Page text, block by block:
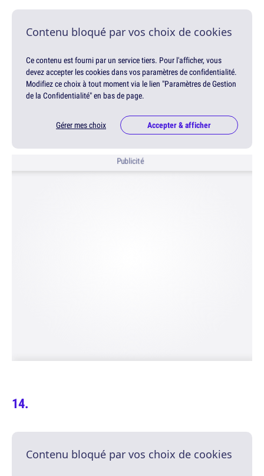
Contenu bloqué par vos choix de cookies
Ce contenu est fourni par un service tiers. Pour l'afficher, vous
devez accepter les cookies dans vos paramètres de confidentialité.
Modifiez ce choix à tout moment via le lien "Paramètres de Gestion
de la Confidentialité" en bas de page.
Gérer mes choix Accepter & afficher
Publicité
Contenu bloqué par vos choix de cookies